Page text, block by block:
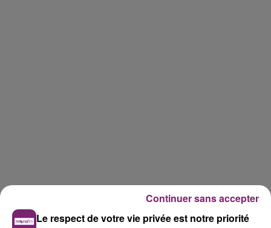
Le respect de votre vie privée est notre priorité
Continuer sans accepter